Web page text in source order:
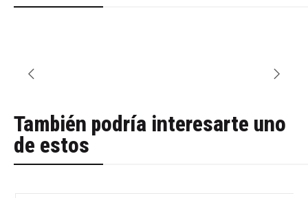
También podría interesarte uno
de estos